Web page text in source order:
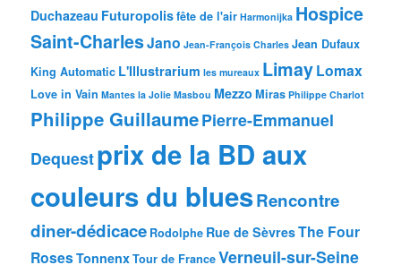
Duchazeau Futuropolisfête de l'air Harmonijka Hospice
Saint-CharlesJano Jean-François Charles Jean Dufaux
King Automatic L'Illustrarium les mureaux LimayLomax
Love in Vain Mantes la Jolie Masbou Mezzo Miras Philippe Charlot
Philippe GuillaumePierre-Emmanuel
Dequestprix de la BD aux
couleurs du bluesRencontre
diner-dédicace Rodolphe Rue de SèvresThe Four
RosesTonnenxTour de FranceVerneuil-sur-Seine